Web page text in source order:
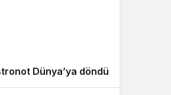
Dünya’ya döndü